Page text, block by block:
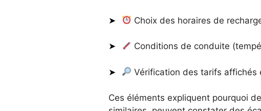
Choix des horaires de
Conditions de conduite
Vérification des tarifs affichés
Ces éléments expliquent pourquoi